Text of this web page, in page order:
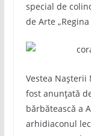
special de
de Arte
Vestea
fost anunțată
bărbătească a
arhidiaconul